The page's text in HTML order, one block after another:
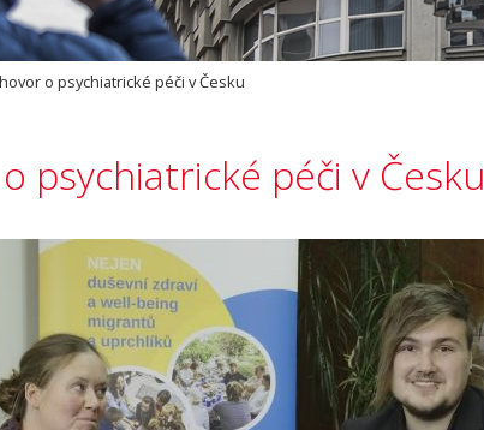
o psychiatrické péči v Česku
psychiatrické péči v Česku